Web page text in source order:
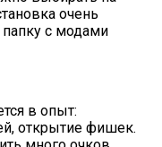
очень
папку с модами
в опыт:
открытие фишек.